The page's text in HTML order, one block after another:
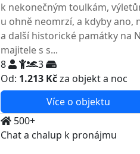
k nekonečným toulkám,
u ohně neomrzí, a kdyby ano,
a další historické památky na
majitele s s...
8
3
Od: 1.213 Kčza objekt a noc
Více o objektu
500+
Chat a chalup k pronájmu